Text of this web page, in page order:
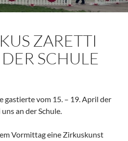
ZARETTI
SCHULE
gastierte vom 15. – 19. April der
an der Schule.
Vormittag eine Zirkuskunst